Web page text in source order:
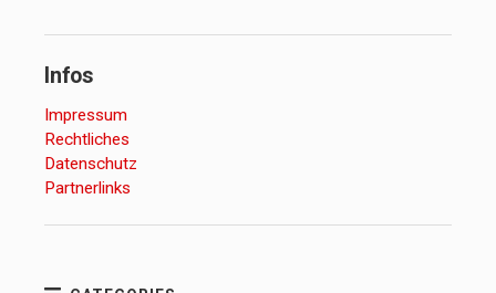
Infos
Impressum
Rechtliches
Datenschutz
Partnerlinks